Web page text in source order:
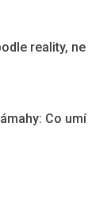
reality, ne
Co umí